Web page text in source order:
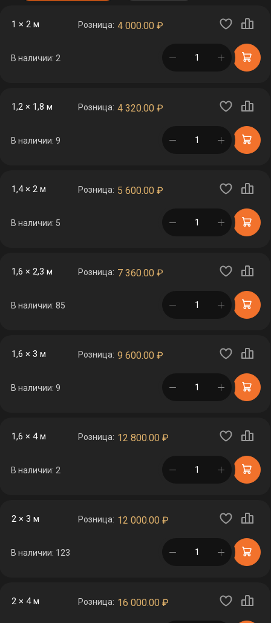
1 × 2 м Розница: 4 000.00 ₽
В наличии: 2 в корзине
1,2 × 1,8 м Розница: 4 320.00 ₽
В наличии: 9 в корзине
1,4 × 2 м Розница: 5 600.00 ₽
В наличии: 5 в корзине
1,6 × 2,3 м Розница: 7 360.00 ₽
В наличии: 85 в корзине
1,6 × 3 м Розница: 9 600.00 ₽
В наличии: 9 в корзине
1,6 × 4 м Розница: 12 800.00 ₽
В наличии: 2 в корзине
2 × 3 м Розница: 12 000.00 ₽
В наличии: 123 в корзине
2 × 4 м Розница: 16 000.00 ₽